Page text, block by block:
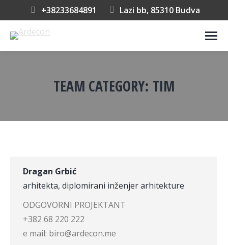
+38233684891 Lazi bb, 85310 Budva
TEAM CATEGORY: TIM
Dragan Grbić
arhitekta, diplomirani inženjer arhitekture
ODGOVORNI PROJEKTANT
+382 68 220 222
e mail: biro@ardecon.me